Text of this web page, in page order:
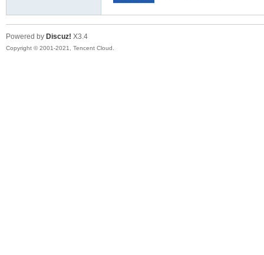
Powered by Discuz! X3.4
Copyright © 2001-2021, Tencent Cloud.